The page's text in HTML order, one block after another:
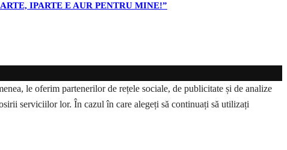
IPARTE E AUR PENTRU MINE!”
le oferim partenerilor de rețele sociale, de publicitate și de analize
serviciilor lor. În cazul în care alegeți să continuați să utilizați